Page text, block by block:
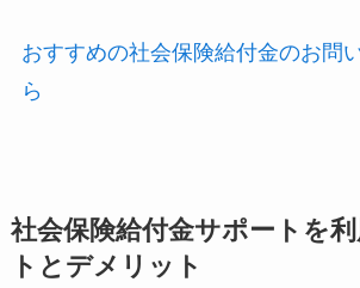
おすすめの社会保険給付金のお問
ら
社会保険給付金サポートを
トとデメリット